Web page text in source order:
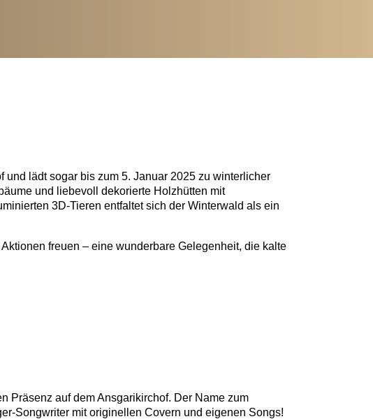
und lädt sogar bis zum 5. Januar 2025 zu winterlicher
und liebevoll dekorierte Holzhütten mit
3D-Tieren entfaltet sich der Winterwald als ein
freuen – eine wunderbare Gelegenheit, die kalte
Präsenz auf dem Ansgarikirchof. Der Name zum
Songwriter mit originellen Covern und eigenen Songs!